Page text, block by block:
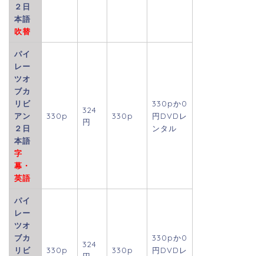
２日
本語
吹替
パイ
レー
ツオ
ブカ
リビ
アン
２日
本語
字
幕・
英語
330p
324
円
330p
330pか0
円DVDレ
ンタル
パイ
レー
ツオ
ブカ
リビ
330p
324
330p
330pか0
円DVDレ